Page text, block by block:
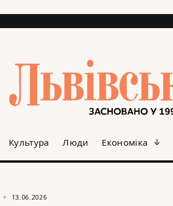
Культура Люди Економіка
13.06.2026